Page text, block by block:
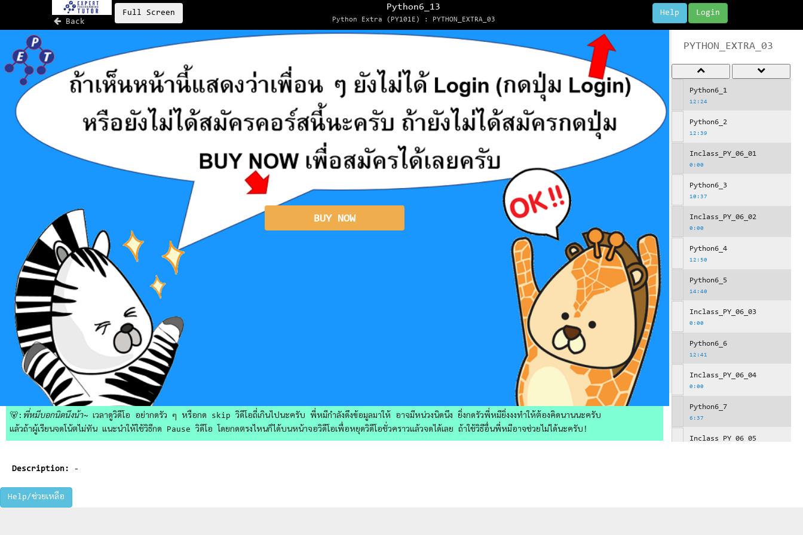
Back
Full Screen Login
Help
Python6_13
Python Extra (PY101E) : PYTHON_EXTRA_03
BUY NOW
🐻: พี่หมีบอกนิดนึงน้า~เวลาดูวิดีโอ อย่ากดรัว ๆ หรือกด skip วิดีโอถี่เกินไปนะครับ พี่หมีกำลังดึงข้อมูลมาให้ อาจมีหน่วงนิดนึง ยิ่งกดรัวพี่หมียิ่งงงทำให้ต้องคิดนานนะครับ
แล้วถ้าผู้เรียนจดโน้ตไม่ทัน แนะนำให้ใช้วิธีกด Pause วิดีโอ โดยกดตรงไหนก็ได้บนหน้าจอวิดีโอเพื่อหยุดวิดีโอชั่วคราวแล้วจดได้เลย ถ้าใช้วิธีอื่นพี่หมีอาจช่วยไม่ได้นะครับ!
Description: -
Help/ช่วยเหลือ
PYTHON_EXTRA_03
Python6_1
12:24
Python6_2
12:39
Inclass_PY_06_01
0:00
Python6_3
10:37
Inclass_PY_06_02
0:00
Python6_4
12:50
Python6_5
14:40
Inclass_PY_06_03
0:00
Python6_6
12:41
Inclass_PY_06_04
0:00
Python6_7
6:37
Inclass_PY_06_05